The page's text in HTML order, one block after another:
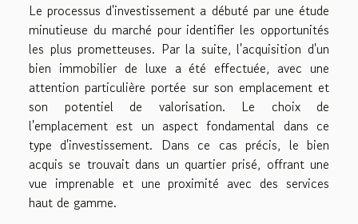
Le processus d'investissement a débuté par une étude
minutieuse du marché pour identifier les opportunités
les plus prometteuses. Par la suite, l'acquisition d'un
bien immobilier de luxe a été effectuée, avec une
attention particulière portée sur son emplacement et
son potentiel de valorisation. Le choix de
l'emplacement est un aspect fondamental dans ce
type d'investissement. Dans ce cas précis, le bien
acquis se trouvait dans un quartier prisé, offrant une
vue imprenable et une proximité avec des services
haut de gamme.